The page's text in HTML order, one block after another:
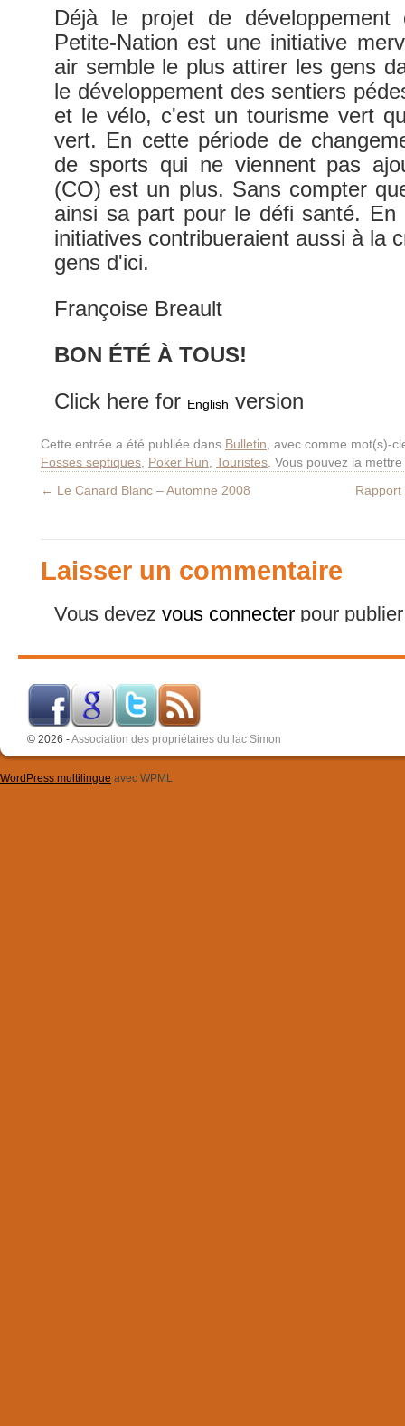
Déjà le projet de
Petite-Nation est une initiative
air semble le plus attirer les gens
le développement des sentiers
et le vélo, c'est un tourisme vert
vert. En cette période de
de sports qui ne viennent pas
(CO) est un plus. Sans compter
ainsi sa part pour le défi santé.
initiatives contribueraient aussi à la
gens d'ici.
Françoise Breault
BON ÉTÉ À TOUS!
Click here for English version
Cette entrée a été publiée dans Bulletin , avec comme mot(s)-
Fosses septiques Poker Run Touristes . Vous pouvez la
← Le Canard Blanc – Automne 2008
Laisser un commentaire
Vous devez vous connecter pour
© 2026 -Association des propriétaires du lac Simon
WordPress multilingue avec WPML